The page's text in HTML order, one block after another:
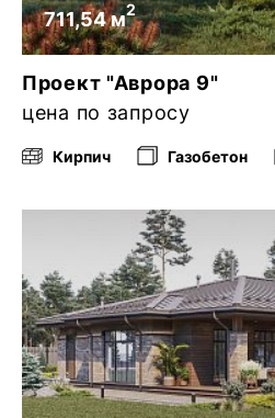
711,54 м2
Проект "Аврора 9"
цена по запросу
Кирпич Газобетон